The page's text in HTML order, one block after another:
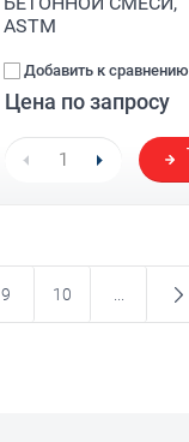
ASTM
Добавить к сравнению
Цена по запросу
9 10